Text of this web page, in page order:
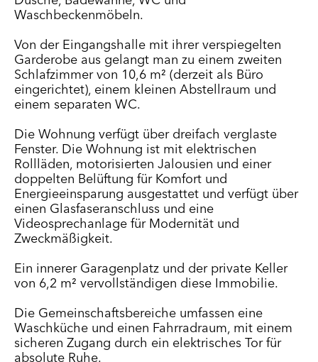
Waschbeckenmöbeln.
Von der Eingangshalle mit ihrer verspiegelten
Garderobe aus gelangt man zu einem zweiten
Schlafzimmer von 10,6 m² (derzeit als Büro
eingerichtet), einem kleinen Abstellraum und
einem separaten WC.
Die Wohnung verfügt über dreifach verglaste
Fenster. Die Wohnung ist mit elektrischen
Rollläden, motorisierten Jalousien und einer
doppelten Belüftung für Komfort und
Energieeinsparung ausgestattet und verfügt über
einen Glasfaseranschluss und eine
Videosprechanlage für Modernität und
Zweckmäßigkeit.
Ein innerer Garagenplatz und der private Keller
von 6,2 m² vervollständigen diese Immobilie.
Die Gemeinschaftsbereiche umfassen eine
Waschküche und einen Fahrradraum, mit einem
sicheren Zugang durch ein elektrisches Tor für
absolute Ruhe.